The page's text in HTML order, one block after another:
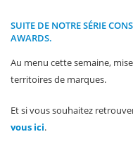
SUITE DE NOTRE SÉRIE
AWARDS.
Au menu cette semaine,
territoires de marques.
Et si vous souhaitez
vous ici.